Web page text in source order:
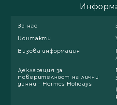
За нас
Контакти
Визова информация
Декларация за
поверителност на лични
данни - Hermes Holidays